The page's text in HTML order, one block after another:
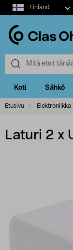
Select
market
Finland
Koti Sähkö
Etusivu Elektroniikka
Laturi 2 x